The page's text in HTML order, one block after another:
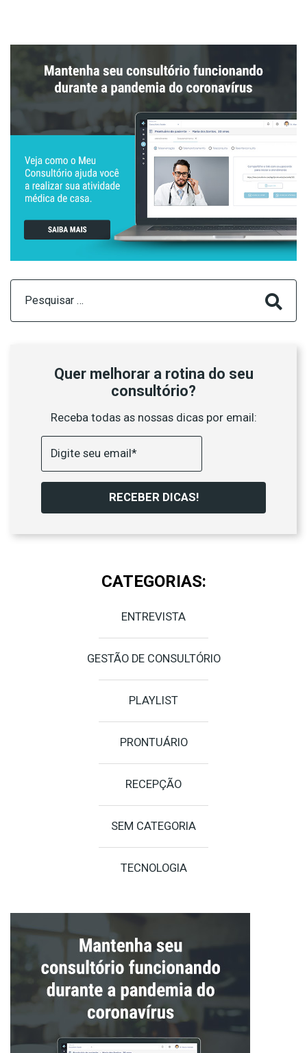
Quer melhorar a rotina do seu
consultório?
Receba todas as nossas dicas por email:
RECEBER DICAS!
CATEGORIAS:
ENTREVISTA
GESTÃO DE CONSULTÓRIO
PLAYLIST
PRONTUÁRIO
RECEPÇÃO
SEM CATEGORIA
TECNOLOGIA